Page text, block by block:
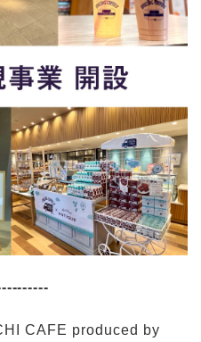
CAFE produced by